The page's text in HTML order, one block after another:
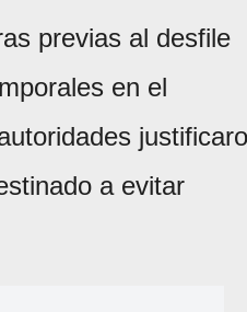
previas al desfile
en el
a evitar